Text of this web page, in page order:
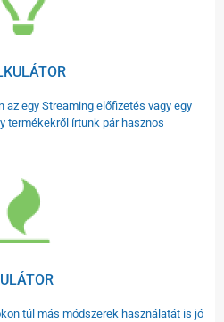
az egy Streaming előfizetés vagy egy
termékekről írtunk pár hasznos
túl más módszerek használatát is jó